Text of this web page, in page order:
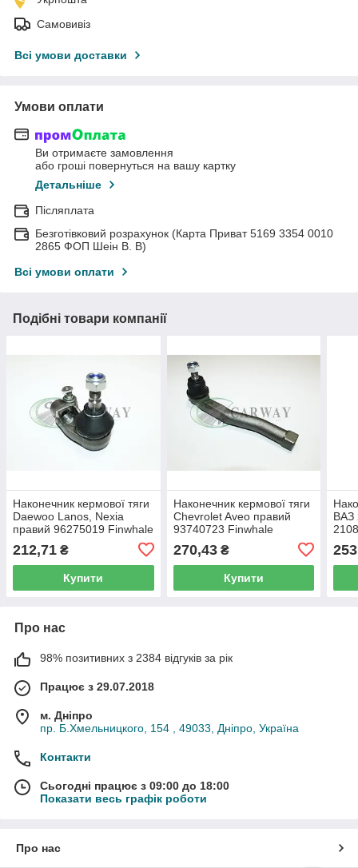
Самовивіз
Всі умови доставки
Умови оплати
Ви отримаєте замовлення
або гроші повернуться на вашу картку
Детальніше
Післяплата
Безготівковий розрахунок (Карта Приват 5169 3354 0010
2865 ФОП Шеін В. В)
Всі умови оплати
Подібні товари компанії
Наконечник кермової тяги
Daewoo Lanos, Nexia
правий 96275019 Finwhale
212,71 ₴
Купити
Наконечник кермової тяги
Chevrolet Aveo правий
93740723 Finwhale
270,43₴
Купити
ВАЗ
Про нас
98% позитивних з 2384 відгуків за рік
Працює з 29.07.2018
м. Дніпро
пр. Б.Хмельницкого, 154 , 49033, Дніпро, Україна
Контакти
Сьогодні працює з 09:00 до 18:00
Показати весь графік роботи
Про нас